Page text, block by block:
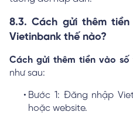
8.3. Cách gửi thêm
Vietinbank thế nào?
Cách gửi thêm tiền vào số
như sau:
Bước 1: Đăng nhập
hoặc website.